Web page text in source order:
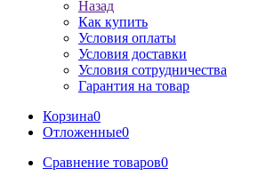
Назад
Как купить
Условия оплаты
Условия доставки
Условия сотрудничества
Гарантия на товар
Корзина0
Отложенные0
Сравнение товаров0